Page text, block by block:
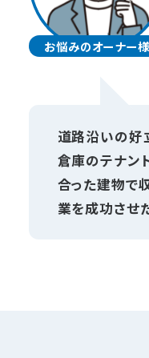
お悩みのオーナー様
道路沿いの好
倉庫のテナン
合った建物で
業を成功させ